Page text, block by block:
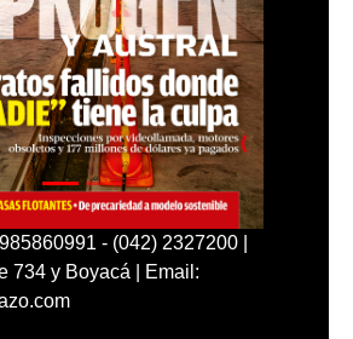
- (042) 2327200 |
734 y Boyacá | Email: